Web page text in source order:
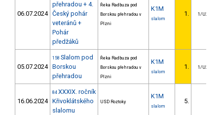
06.07.2024
přehradou + 4.
Český pohár
veteránů +
Pohár
předžáků
Řeka Radbuza pod
Borskou přehradou v
Plzni
K1M
slalom
1. 1/U23
05.07.2024
158 Slalom pod
Borskou
přehradou
Řeka Radbuza pod
Borskou přehradou v
Plzni
K1M
slalom
1. 1/U23
16.06.2024
84 XXXIX. ročník
Křivoklátského
slalomu
USD Roztoky
K1M
slalom
5.